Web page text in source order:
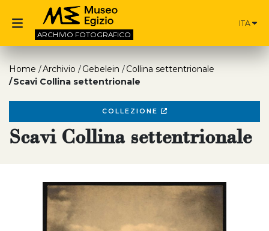
ARCHIVIO FOTOGRAFICO
ITA
Home Archivio Gebelein
Collina settentrionale
Scavi Collina settentrionale
COLLEZIONE
Scavi Collina settentrionale